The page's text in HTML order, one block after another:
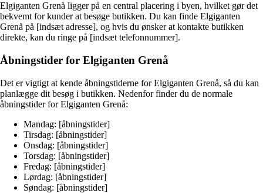
Elgiganten Grenå ligger på en central placering i byen, hvilket gør det
bekvemt for kunder at besøge butikken. Du kan finde Elgiganten
Grenå på [indsæt adresse], og hvis du ønsker at kontakte butikken
direkte, kan du ringe på [indsæt telefonnummer].
Åbningstider for Elgiganten Grenå
Det er vigtigt at kende åbningstiderne for Elgiganten Grenå, så du kan
planlægge dit besøg i butikken. Nedenfor finder du de normale
åbningstider for Elgiganten Grenå:
Mandag: [åbningstider]
Tirsdag: [åbningstider]
Onsdag: [åbningstider]
Torsdag: [åbningstider]
Fredag: [åbningstider]
Lørdag: [åbningstider]
Søndag: [åbningstider]